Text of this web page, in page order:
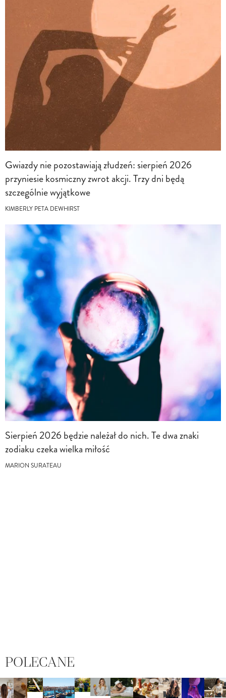
Gwiazdy nie pozostawiają złudzeń: sierpień 2026
przyniesie kosmiczny zwrot akcji. Trzy dni będą
szczególnie wyjątkowe
KIMBERLY PETA DEWHIRST
Sierpień 2026 będzie należał do nich. Te dwa znaki
zodiaku czeka wielka miłość
MARION SURATEAU
POLECANE